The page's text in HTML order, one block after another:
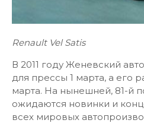
Renault Vel Satis
В 2011 году Женевский
для прессы 1 марта, а его
марта. На нынешней, 81-й
ожидаются новинки и
всех мировых